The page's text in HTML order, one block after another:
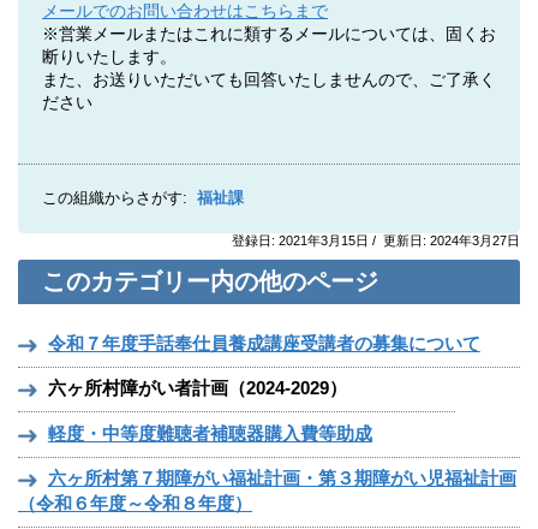
メールでのお問い合わせはこちらまで
※営業メールまたはこれに類するメールについては、固くお
断りいたします。
また、お送りいただいても回答いたしませんので、ご了承く
ださい
この組織からさがす: 福祉課
登録日: 2021年3月15日 / 更新日: 2024年3月27日
このカテゴリー内の他のページ
令和７年度手話奉仕員養成講座受講者の募集について
六ヶ所村障がい者計画（2024-2029）
軽度・中等度難聴者補聴器購入費等助成
六ヶ所村第７期障がい福祉計画・第３期障がい児福祉計画
（令和６年度～令和８年度）